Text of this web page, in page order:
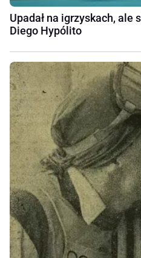
Upadał na igrzyskach, ale
Diego Hypólito